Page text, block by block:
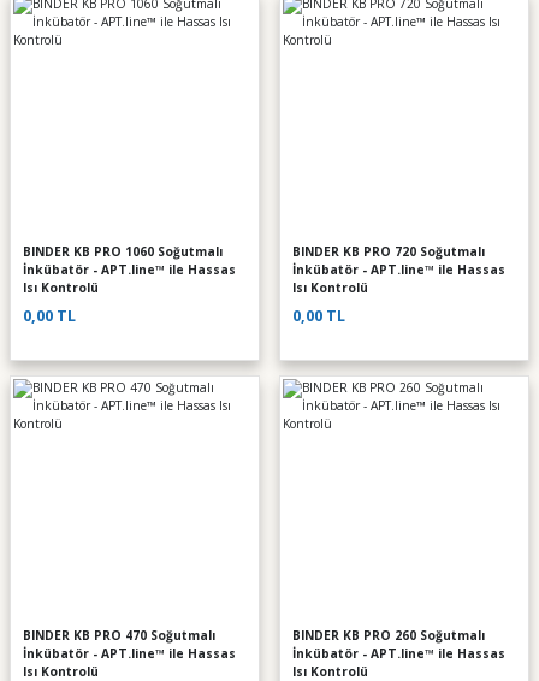
BINDER KB PRO 1060 Soğutmalı
İnkübatör - APT.line™ ile Hassas
Isı Kontrolü
0,00 TL
BINDER KB PRO 720 Soğutmalı
İnkübatör - APT.line™ ile Hassas
Isı Kontrolü
0,00 TL
BINDER KB PRO 470 Soğutmalı
İnkübatör - APT.line™ ile Hassas
Isı Kontrolü
BINDER KB PRO 260 Soğutmalı
İnkübatör - APT.line™ ile Hassas
Isı Kontrolü